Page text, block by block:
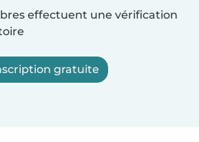
effectuent une vérification
gratuite